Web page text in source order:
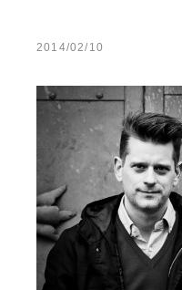
2014/02/10